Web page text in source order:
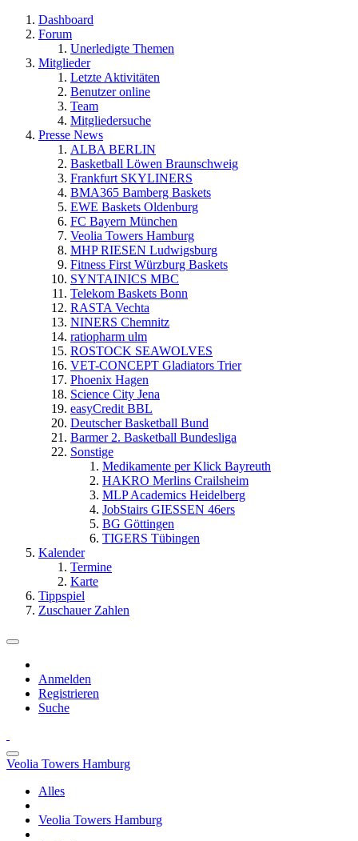
Dashboard
Forum
Unerledigte Themen
Mitglieder
Letzte Aktivitäten
Benutzer online
Team
Mitgliedersuche
Presse News
ALBA BERLIN
Basketball Löwen Braunschweig
Frankfurt SKYLINERS
BMA365 Bamberg Baskets
EWE Baskets Oldenburg
FC Bayern München
Veolia Towers Hamburg
MHP RIESEN Ludwigsburg
Fitness First Würzburg Baskets
SYNTAINICS MBC
Telekom Baskets Bonn
RASTA Vechta
NINERS Chemnitz
ratiopharm ulm
ROSTOCK SEAWOLVES
VET-CONCEPT Gladiators Trier
Phoenix Hagen
Science City Jena
easyCredit BBL
Deutscher Basketball Bund
Barmer 2. Basketball Bundesliga
Sonstige
Medikamente per Klick Bayreuth
HAKRO Merlins Crailsheim
MLP Academics Heidelberg
JobStairs GIESSEN 46ers
BG Göttingen
TIGERS Tübingen
Kalender
Termine
Karte
Tippspiel
Zuschauer Zahlen
Anmelden
Registrieren
Suche
Veolia Towers Hamburg
Alles
Veolia Towers Hamburg